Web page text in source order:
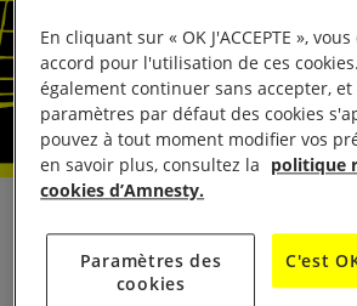
should adopt to avoid causing,
being directed linked to human
En cliquant sur « OK J'ACCEPTE »,
accord pour l'utilisation de ces
également continuer sans accepter, et
paramètres par défaut des cookies
pouvez à tout moment modifier vos
en savoir plus, consultez la politique
cookies d’Amnesty.
Paramètres des
cookies
C'est